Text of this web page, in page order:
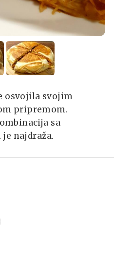
osvojila svojim
pripremom.
sa
najdraža.